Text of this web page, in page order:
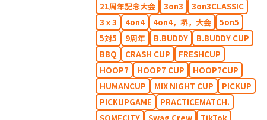
21周年記念大会
3on3
3on3CLASSIC
3ｘ3
4on4 4on4，堺，大会
5on5
5対5
9周年 B.BUDDY
B.BUDDY CUP
BBQ
CRASH CUP
FRESHCUP
HOOP7
HOOP7 CUP
HOOP7CUP
HUMANCUP
MIX NIGHT CUP
PICKUP
PICKUPGAME
PRACTICEMATCH.